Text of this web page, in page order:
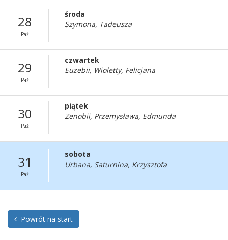
28
Paź
środa
Szymona, Tadeusza
29
Paź
czwartek
Euzebii, Wioletty, Felicjana
30
Paź
piątek
Zenobii, Przemysława, Edmunda
31
Paź
sobota
Urbana, Saturnina, Krzysztofa
Powrót na start